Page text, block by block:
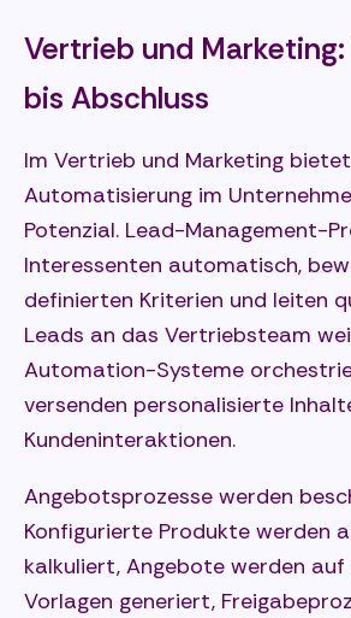
Vertrieb und Marketing:
bis Abschluss
Im Vertrieb und Marketing
Automatisierung im
Potenzial. Lead-Management-
Interessenten automatisch,
definierten Kriterien und leiten
Leads an das Vertriebsteam
Automation-Systeme
versenden personalisierte
Kundeninteraktionen.
Angebotsprozesse werden
Konfigurierte Produkte werden
kalkuliert, Angebote werden auf
Vorlagen generiert,